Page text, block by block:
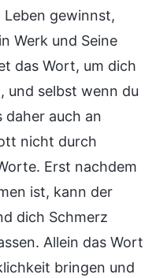
Leben gewinnst,
Werk und Seine
das Wort, um dich
und selbst wenn du
daher auch an
nicht durch
Erst nachdem
ist, kann der
dich Schmerz
Allein das Wort
bringen und